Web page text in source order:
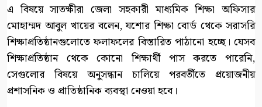
এ বিষয়ে সাতক্ষীরা জেলা সহকারী মাধ্যমিক শিক্ষা অফিসার
মোহাম্মদ আবুল খায়ের বলেন, যশোর শিক্ষা বোর্ড থেকে সরাসরি
শিক্ষাপ্রতিষ্ঠানগুলোতে ফলাফলের বিস্তারিত পাঠানো হচ্ছে। যেসব
শিক্ষাপ্রতিষ্ঠান থেকে কোনো শিক্ষার্থী পাস করতে পারেনি,
সেগুলোর বিষয়ে অনুসন্ধান চালিয়ে পরবর্তীতে প্রয়োজনীয়
প্রশাসনিক ও প্রাতিষ্ঠানিক ব্যবস্থা নেওয়া হবে।